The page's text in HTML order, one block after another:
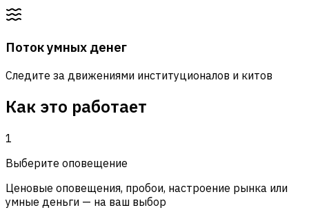
Поток умных денег
Следите за движениями институционалов и китов
Как это работает
1
Выберите оповещение
Ценовые оповещения, пробои, настроение рынка или
умные деньги — на ваш выбор